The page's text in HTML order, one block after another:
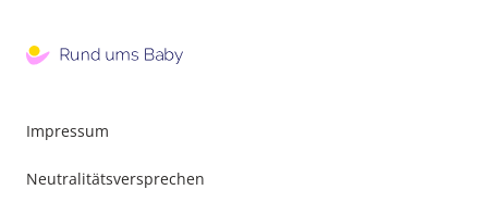
Impressum
Neutralitätsversprechen